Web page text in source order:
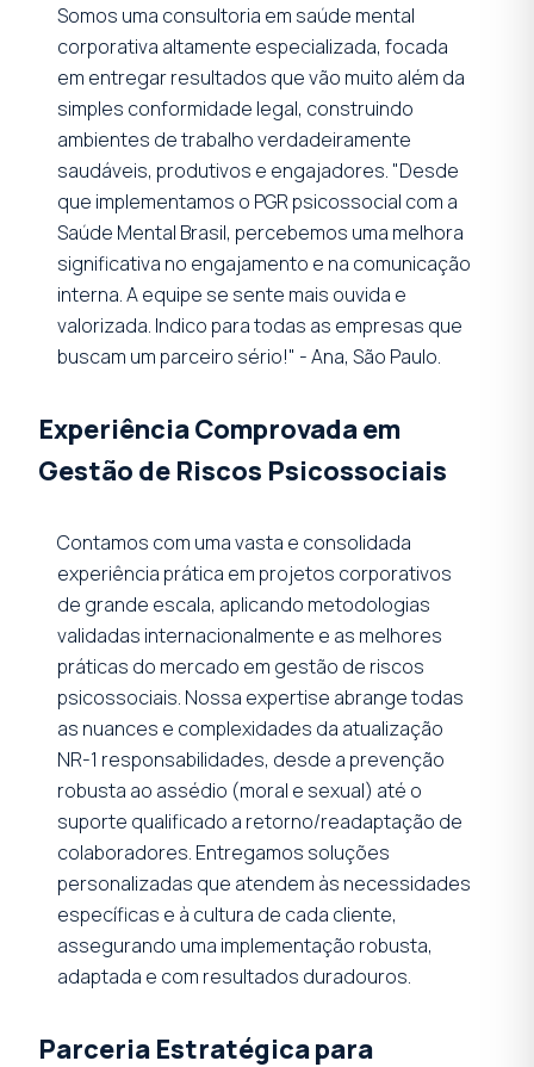
Somos uma consultoria em saúde mental
corporativa altamente especializada, focada
em entregar resultados que vão muito além da
simples conformidade legal, construindo
ambientes de trabalho verdadeiramente
saudáveis, produtivos e engajadores. "Desde
que implementamos o PGR psicossocial com a
Saúde Mental Brasil, percebemos uma melhora
significativa no engajamento e na comunicação
interna. A equipe se sente mais ouvida e
valorizada. Indico para todas as empresas que
buscam um parceiro sério!" - Ana, São Paulo.
Experiência Comprovada em
Gestão de Riscos Psicossociais
Contamos com uma vasta e consolidada
experiência prática em projetos corporativos
de grande escala, aplicando metodologias
validadas internacionalmente e as melhores
práticas do mercado em gestão de riscos
psicossociais. Nossa expertise abrange todas
as nuances e complexidades da atualização
NR-1 responsabilidades, desde a prevenção
robusta ao assédio (moral e sexual) até o
suporte qualificado a retorno/readaptação de
colaboradores. Entregamos soluções
personalizadas que atendem às necessidades
específicas e à cultura de cada cliente,
assegurando uma implementação robusta,
adaptada e com resultados duradouros.
Parceria Estratégica para